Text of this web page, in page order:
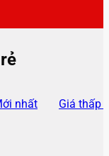
nhất Giá thấp